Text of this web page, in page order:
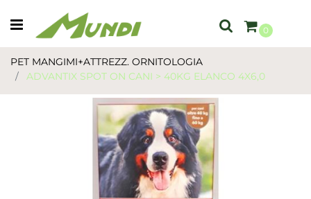
Open menu
0
PET MANGIMI+ATTREZZ. ORNITOLOGIA
ADVANTIX SPOT ON CANI > 40KG ELANCO 4X6,0